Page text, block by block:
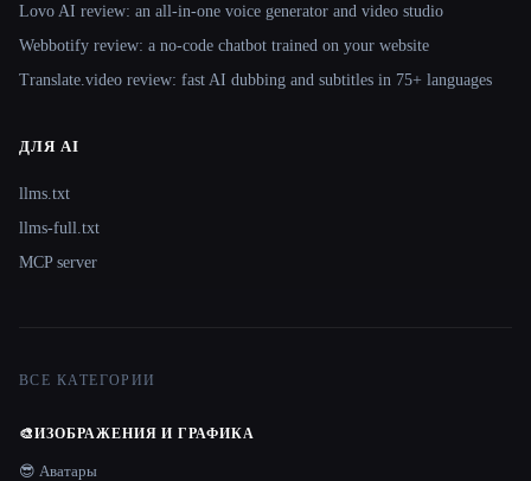
Lovo AI review: an all-in-one voice generator and video studio
Webbotify review: a no-code chatbot trained on your website
Translate.video review: fast AI dubbing and subtitles in 75+ languages
ДЛЯ AI
llms.txt
llms-full.txt
MCP server
ВСЕ КАТЕГОРИИ
🎨ИЗОБРАЖЕНИЯ И ГРАФИКА
😎 Аватары